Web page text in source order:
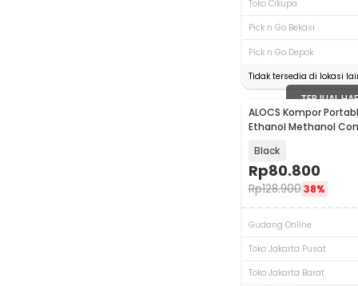
Toko Cikupa
Pick n Go Bekasi
Pick n Go Depok
Tidak tersedia di lokasi
TERJUAL
ALOCS Kompor
Ethanol Methanol
Black
Rp80.800
Rp128.900 38%
Gudang Online
Toko Jakarta Pusat
Toko Jakarta Barat